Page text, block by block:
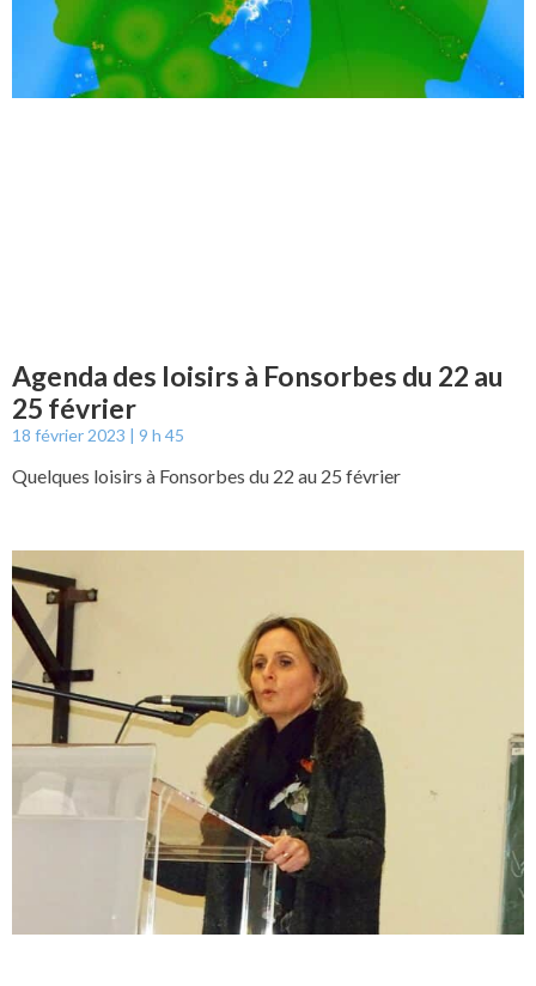
Agenda des loisirs à Fonsorbes du 22 au
25 février
18 février 2023 9 h 45
Quelques loisirs à Fonsorbes du 22 au 25 février